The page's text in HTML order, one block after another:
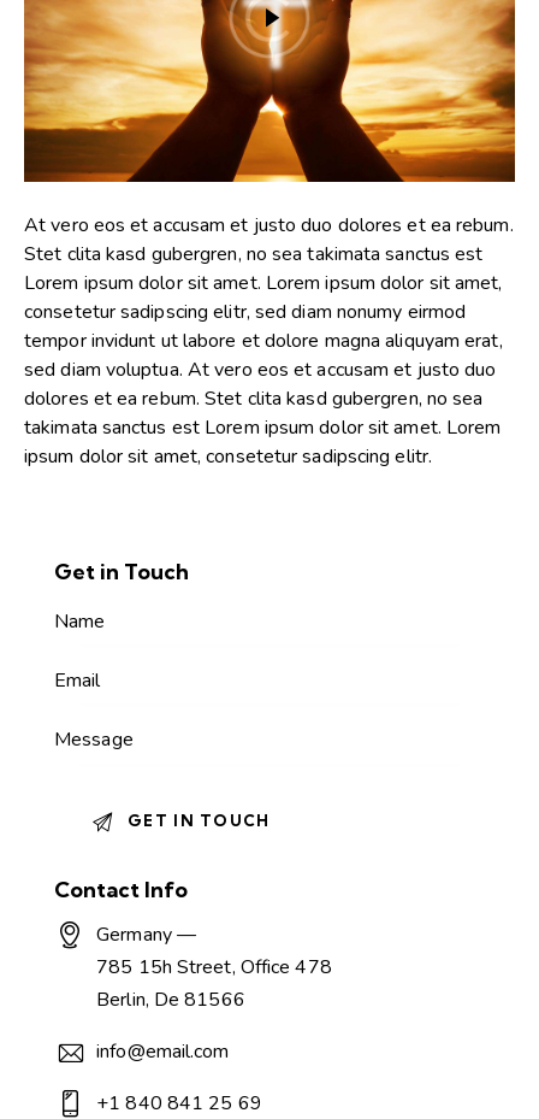
At vero eos et accusam et justo duo dolores et ea rebum.
Stet clita kasd gubergren, no sea takimata sanctus est
Lorem ipsum dolor sit amet. Lorem ipsum dolor sit amet,
consetetur sadipscing elitr, sed diam nonumy eirmod
tempor invidunt ut labore et dolore magna aliquyam erat,
sed diam voluptua. At vero eos et accusam et justo duo
dolores et ea rebum. Stet clita kasd gubergren, no sea
takimata sanctus est Lorem ipsum dolor sit amet. Lorem
ipsum dolor sit amet, consetetur sadipscing elitr.
Get in Touch
Contact Info
Germany —
785 15h Street, Office 478
Berlin, De 81566
info@email.com
+1 840 841 25 69